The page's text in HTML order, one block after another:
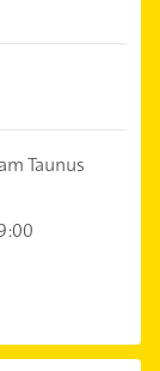
Taunus